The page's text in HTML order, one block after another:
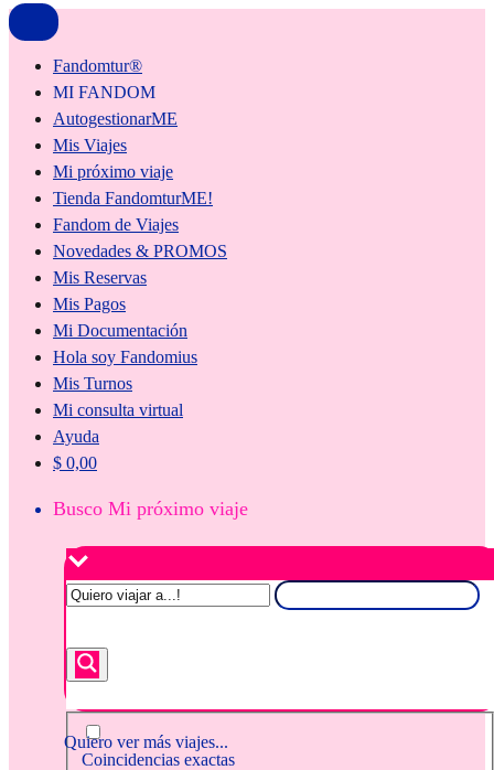
Fandomtur®
MI FANDOM
AutogestionarME
Mis Viajes
Mi próximo viaje
Tienda FandomturME!
Fandom de Viajes
Novedades & PROMOS
Mis Reservas
Mis Pagos
Mi Documentación
Hola soy Fandomius
Mis Turnos
Mi consulta virtual
Ayuda
$ 0,00
Busco Mi próximo viaje
Quiero ver más viajes...
Coincidencias exactas